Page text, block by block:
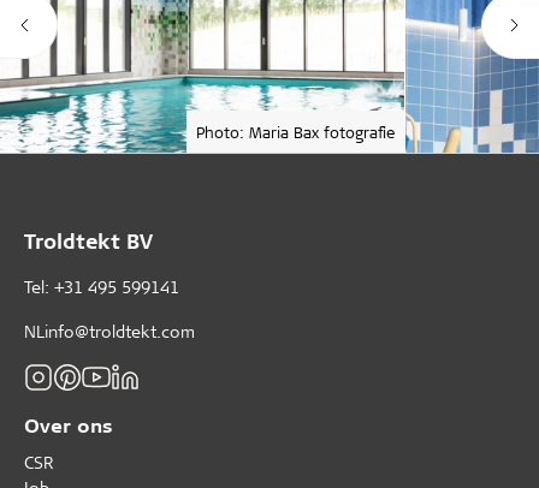
Photo: Maria Bax fotografie
Troldtekt BV
Tel: +31 495 599141
NLinfo@troldtekt.com
Over ons
CSR